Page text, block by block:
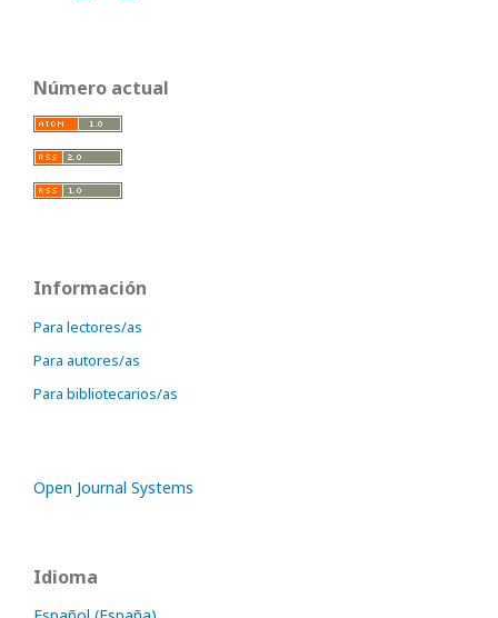
Número actual
Información
Para lectores/as
Para autores/as
Para bibliotecarios/as
Open Journal Systems
Idioma